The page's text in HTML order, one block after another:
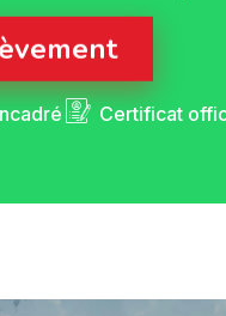
Certificat